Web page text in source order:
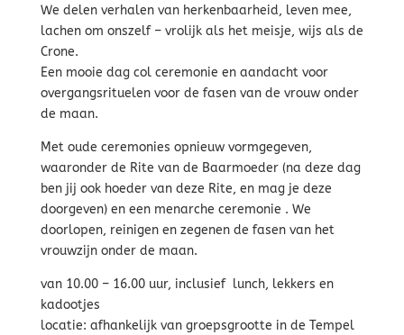
We delen verhalen van herkenbaarheid, leven mee,
lachen om onszelf – vrolijk als het meisje, wijs als de
Crone.
Een mooie dag col ceremonie en aandacht voor
overgangsrituelen voor de fasen van de vrouw onder
de maan.
Met oude ceremonies opnieuw vormgegeven,
waaronder de Rite van de Baarmoeder (na deze dag
ben jij ook hoeder van deze Rite, en mag je deze
doorgeven) en een menarche ceremonie . We
doorlopen, reinigen en zegenen de fasen van het
vrouwzijn onder de maan.
van 10.00 – 16.00 uur, inclusief lunch, lekkers en
kadootjes
locatie: afhankelijk van groepsgrootte in de Tempel